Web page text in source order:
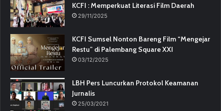
KCFI : Memperkuat Literasi Film Daerah
29/11/2025
KCFI Sumsel Nonton Bareng Film “Mengejar
Restu” di Palembang Square XXI
03/12/2025
LBH Pers Luncurkan Protokol Keamanan
Jurnalis
25/03/2021